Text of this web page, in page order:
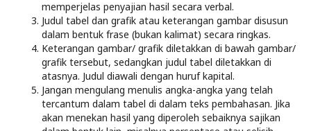
memperjelas penyajian hasil secara verbal.
Judul tabel dan grafik atau keterangan gambar disusun
dalam bentuk frase (bukan kalimat) secara ringkas.
Keterangan gambar/ grafik diletakkan di bawah gambar/
grafik tersebut, sedangkan judul tabel diletakkan di
atasnya. Judul diawali dengan huruf kapital.
Jangan mengulang menulis angka-angka yang telah
tercantum dalam tabel di dalam teks pembahasan. Jika
akan menekan hasil yang diperoleh sebaiknya sajikan